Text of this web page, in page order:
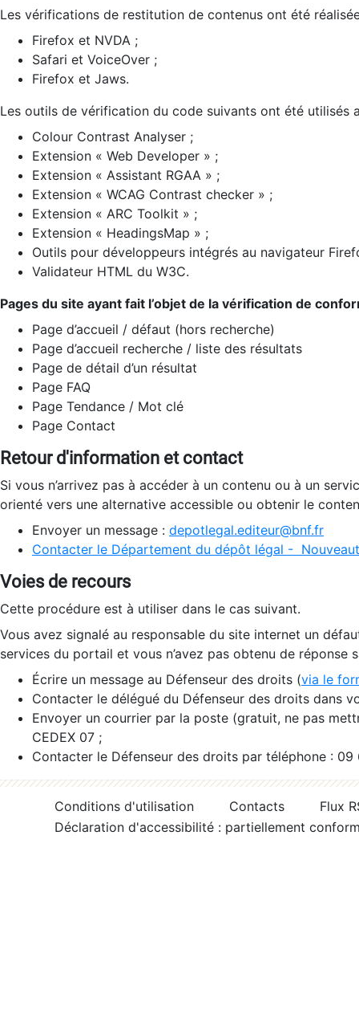
Les vérifications de restitution de contenus ont été
Firefox et NVDA ;
Safari et VoiceOver ;
Firefox et Jaws.
Les outils de vérification du code suivants ont été utilisés
Colour Contrast Analyser ;
Extension « Web Developer » ;
Extension « Assistant RGAA » ;
Extension « WCAG Contrast checker » ;
Extension « ARC Toolkit » ;
Extension « HeadingsMap » ;
Outils pour développeurs intégrés au navigateur
Validateur HTML du W3C.
Pages du site ayant fait l’objet de la vérification de
Page d’accueil / défaut (hors recherche)
Page d’accueil recherche / liste des résultats
Page de détail d’un résultat
Page FAQ
Page Tendance / Mot clé
Page Contact
Retour d'information et contact
Si vous n’arrivez pas à accéder à un contenu ou à un
orienté vers une alternative accessible ou obtenir le
Envoyer un message : depotlegal.editeur@bnf.fr
Contacter le Département du dépôt légal -
Voies de recours
Cette procédure est à utiliser dans le cas suivant.
Vous avez signalé au responsable du site internet un
services du portail et vous n’avez pas obtenu de réponse
Écrire un message au Défenseur des droits (via le
Contacter le délégué du Défenseur des droits dans
Envoyer un courrier par la poste (gratuit, ne pas
CEDEX 07 ;
Contacter le Défenseur des droits par téléphone :
Conditions d'utilisation Contacts
Flux
Déclaration d'accessibilité : partiellement